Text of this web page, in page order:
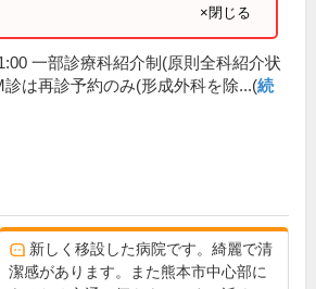
×閉じる
一部診療科紹介制(原則全科紹介状
診は再診予約のみ(形成外科を除...(続
新しく移設した病院です。綺麗で清
潔感があります。また熊本市中心部に